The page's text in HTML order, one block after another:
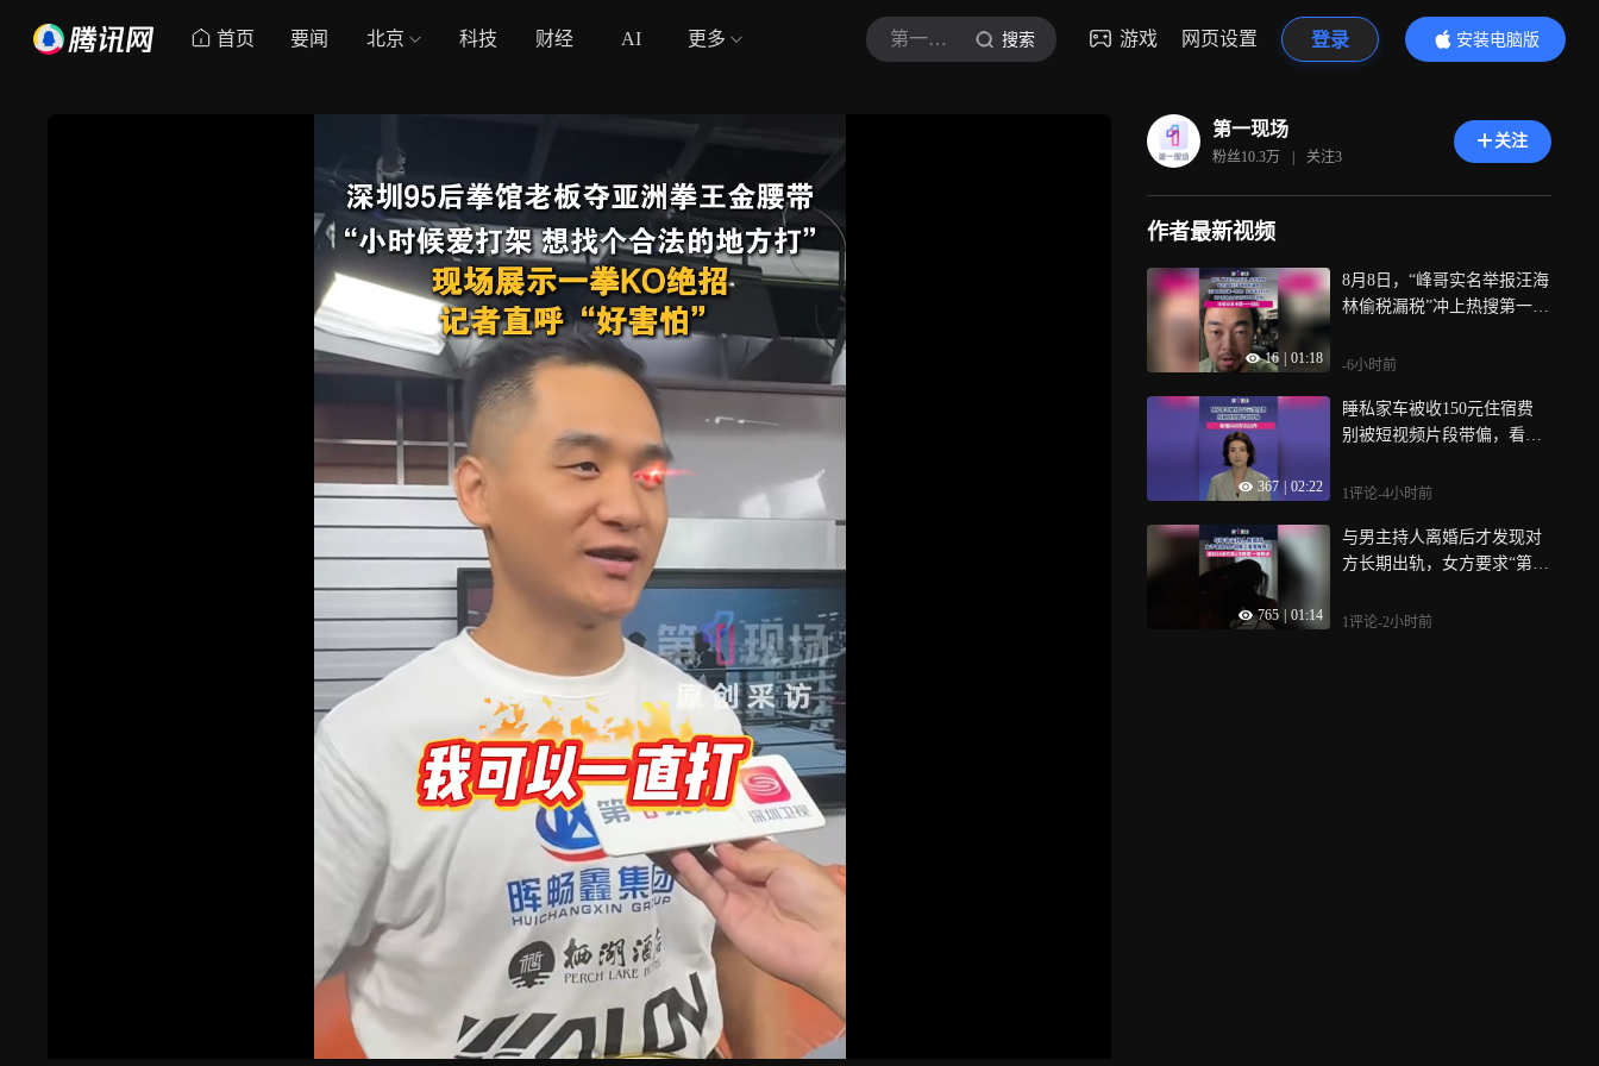
首页 要闻 北京 科技 财经 AI 更多 第一现场 搜索 游戏 网页设置 登录
安装电脑版
内容更精彩
第一现场
粉丝10.3万 | 关注3
关注
作者最新视频
16 01:18
8月8日，“峰哥实名举报汪海
林偷税漏税”冲上热搜第一，
称，自己向北京税务实名举
汪海林回应第一现场记者
称：如有违法行为，相关机
者自清，无需一一回应
-6小时前
367 02:22
睡私家车被收150元住宿费
别被短视频片段带偏，看懂
1评论-4小时前
765 01:14
与男主持人离婚后才发现对
方长期出轨，女方要求“第三
回
1评论-2小时前